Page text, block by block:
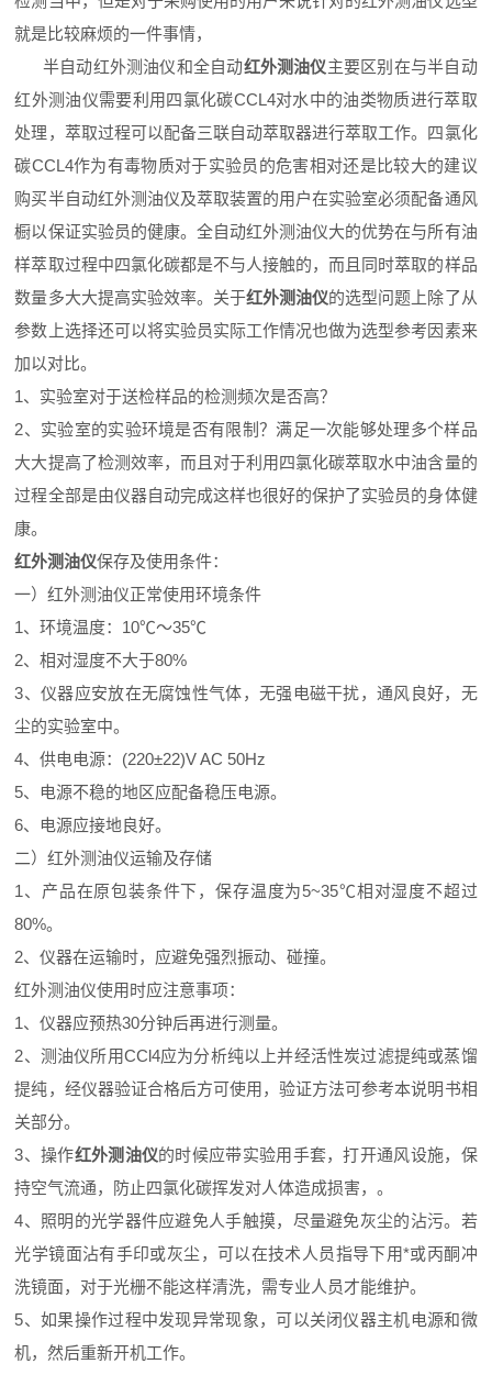
就是比较麻烦的一件事情，
半自动红外测油仪和全自动红外测油仪主要区别在与半自动
红外测油仪需要利用四氯化碳CCL4对水中的油类物质进行萃取
处理，萃取过程可以配备三联自动萃取器进行萃取工作。四氯化
碳CCL4作为有毒物质对于实验员的危害相对还是比较大的建议
购买半自动红外测油仪及萃取装置的用户在实验室必须配备通风
橱以保证实验员的健康。全自动红外测油仪大的优势在与所有油
样萃取过程中四氯化碳都是不与人接触的，而且同时萃取的样品
数量多大大提高实验效率。关于红外测油仪的选型问题上除了从
参数上选择还可以将实验员实际工作情况也做为选型参考因素来
加以对比。
1、实验室对于送检样品的检测频次是否高？
2、实验室的实验环境是否有限制？满足一次能够处理多个样品
大大提高了检测效率，而且对于利用四氯化碳萃取水中油含量的
过程全部是由仪器自动完成这样也很好的保护了实验员的身体健
康。
红外测油仪保存及使用条件：
一）红外测油仪正常使用环境条件
1、环境温度：10℃～35℃
2、相对湿度不大于80%
3、仪器应安放在无腐蚀性气体，无强电磁干扰，通风良好，无
尘的实验室中。
4、供电电源：(220±22)V AC 50Hz
5、电源不稳的地区应配备稳压电源。
6、电源应接地良好。
二）红外测油仪运输及存储
1、产品在原包装条件下，保存温度为5~35℃相对湿度不超过
80%。
2、仪器在运输时，应避免强烈振动、碰撞。
红外测油仪使用时应注意事项：
1、仪器应预热30分钟后再进行测量。
2、测油仪所用CCl4应为分析纯以上并经活性炭过滤提纯或蒸馏
提纯，经仪器验证合格后方可使用，验证方法可参考本说明书相
关部分。
3、操作红外测油仪的时候应带实验用手套，打开通风设施，保
持空气流通，防止四氯化碳挥发对人体造成损害，。
4、照明的光学器件应避免人手触摸，尽量避免灰尘的沾污。若
光学镜面沾有手印或灰尘，可以在技术人员指导下用*或丙酮冲
洗镜面，对于光栅不能这样清洗，需专业人员才能维护。
5、如果操作过程中发现异常现象，可以关闭仪器主机电源和微
机，然后重新开机工作。